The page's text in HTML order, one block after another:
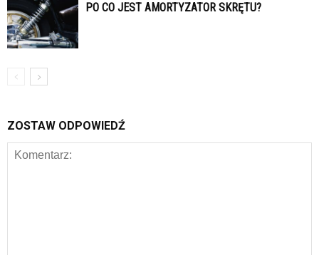
PO CO JEST AMORTYZATOR SKRĘTU?
ZOSTAW ODPOWIEDŹ